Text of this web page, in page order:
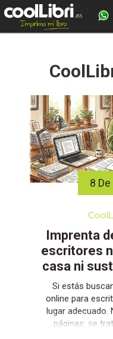
8
Imprenta
escritores
casa ni
Si estás
online para
lugar adecuado.
páginas: se